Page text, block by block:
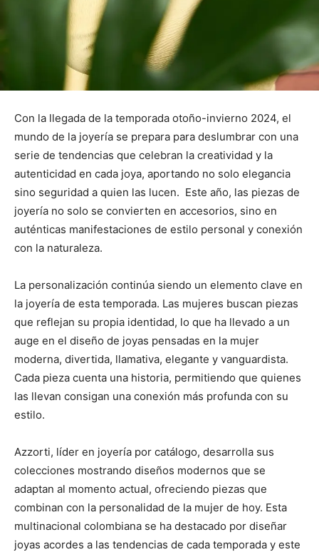
Con la llegada de la temporada otoño-invierno 2024, el
mundo de la joyería se prepara para deslumbrar con una
serie de tendencias que celebran la creatividad y la
autenticidad en cada joya, aportando no solo elegancia
sino seguridad a quien las lucen. Este año, las piezas de
joyería no solo se convierten en accesorios, sino en
auténticas manifestaciones de estilo personal y conexión
con la naturaleza.
La personalización continúa siendo un elemento clave en
la joyería de esta temporada. Las mujeres buscan piezas
que reflejan su propia identidad, lo que ha llevado a un
auge en el diseño de joyas pensadas en la mujer
moderna, divertida, llamativa, elegante y vanguardista.
Cada pieza cuenta una historia, permitiendo que quienes
las llevan consigan una conexión más profunda con su
estilo.
Azzorti, líder en joyería por catálogo, desarrolla sus
colecciones mostrando diseños modernos que se
adaptan al momento actual, ofreciendo piezas que
combinan con la personalidad de la mujer de hoy. Esta
multinacional colombiana se ha destacado por diseñar
joyas acordes a las tendencias de cada temporada y este